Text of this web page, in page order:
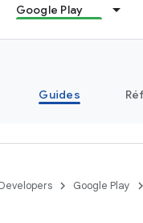
Google Play
Guides
Google Play